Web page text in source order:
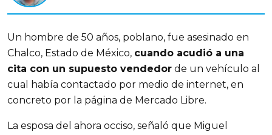
Un hombre de 50 años, poblano, fue asesinado en
Chalco, Estado de México, cuando acudió a una
cita con un supuesto vendedor de un vehículo al
cual había contactado por medio de internet, en
concreto por la página de Mercado Libre.
La esposa del ahora occiso, señaló que Miguel